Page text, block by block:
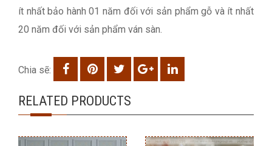
ít nhất bảo hành 01 năm đối với sản phẩm gỗ và ít nhất
20 năm đối với sản phẩm ván sàn.
Chia sẽ:
RELATED PRODUCTS